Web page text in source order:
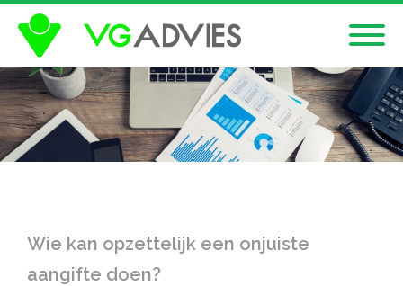
Wie kan opzettelijk een onjuiste
aangifte doen?